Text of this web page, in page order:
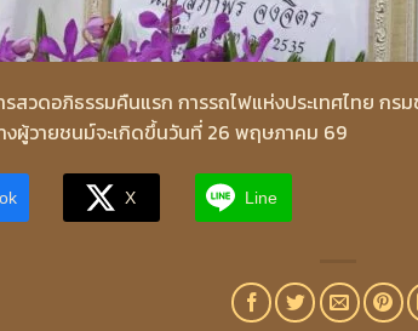
รสวดอภิธรรมคืนแรก การรถไฟแห่งประเทศไทย ก
ผู้วายชนม์จะเกิดขึ้นวันที่ 26 พฤษภาคม 69
X Line